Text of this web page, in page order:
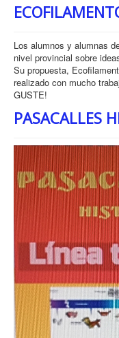
AULA DEL FUTURO
Los alumnos y alumnas
nivel provincial sobre
Su propuesta,
realizado con mucho
GUSTE!
PASACALLES